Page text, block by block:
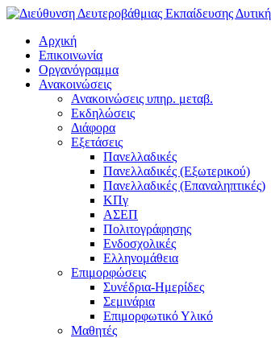
Αρχική
Επικοινωνία
Οργανόγραμμα
Ανακοινώσεις
Ανακοινώσεις υπηρ. μεταβ.
Εκδηλώσεις
Διάφορα
Εξετάσεις
Πανελλαδικές
Πανελλαδικές (Εξωτερικού)
Πανελλαδικές (Επαναληπτικές)
ΚΠγ
ΑΣΕΠ
Πολιτογράφησης
Ενδοσχολικές
Ελληνομάθεια
Επιμορφώσεις
Συνέδρια-Ημερίδες
Σεμινάρια
Επιμορφωτικό Υλικό
Μαθητές